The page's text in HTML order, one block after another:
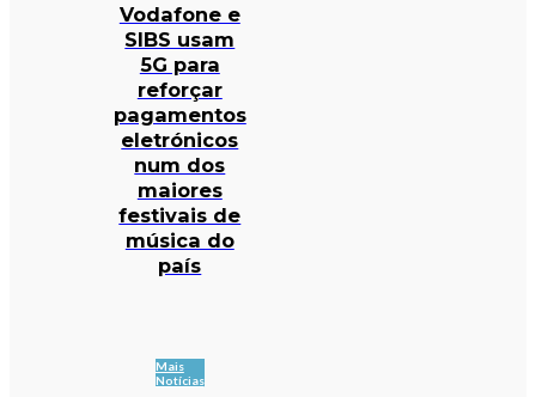
Vodafone e
SIBS usam
5G para
reforçar
pagamentos
eletrónicos
num dos
maiores
festivais de
música do
país
Mais
Notícias